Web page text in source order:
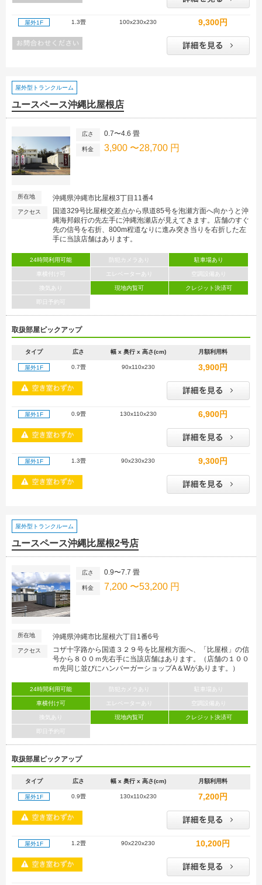
屋外1F 1.3畳 100x230x230 9,300円
屋外型トランクルーム
ユースペース沖縄比屋根店
広さ 0.7〜4.6 畳
料金 3,900 〜28,700 円
所在地 沖縄県沖縄市比屋根3丁目11番4
アクセス
国道329号比屋根交差点から県道85号を泡瀬方面へ向かうと沖
縄海邦銀行の先左手に沖縄泡瀬店が見えてきます。店舗のすぐ
先の信号を右折、800m程道なりに進み突き当りを右折した左
手に当該店舗はあります。
24時間利用可能 防犯カメラあり 駐車場あり
車横付け可 エレベーターあり 空調設備あり
換気あり 現地内覧可 クレジット決済可
即日予約可
取扱部屋ピックアップ
タイプ 広さ 幅 x 奥行 x 高さ(cm) 月額利用料
屋外1F 0.7畳 90x110x230 3,900円
屋外1F 0.9畳 130x110x230 6,900円
屋外1F 1.3畳 90x230x230 9,300円
屋外型トランクルーム
ユースペース沖縄比屋根2号店
広さ 0.9〜7.7 畳
料金 7,200 〜53,200 円
所在地 沖縄県沖縄市比屋根六丁目1番6号
アクセス
コザ十字路から国道３２９号を比屋根方面へ、「比屋根」の信
号から８００ｍ先右手に当該店舗はあります。（店舗の１００
ｍ先同じ並びにハンバーガーショップA＆Wがあります。）
24時間利用可能 防犯カメラあり 駐車場あり
車横付け可 エレベーターあり 空調設備あり
換気あり 現地内覧可 クレジット決済可
即日予約可
取扱部屋ピックアップ
タイプ 広さ 幅 x 奥行 x 高さ(cm) 月額利用料
屋外1F 0.9畳 130x110x230 7,200円
屋外1F 1.2畳 90x220x230 10,200円